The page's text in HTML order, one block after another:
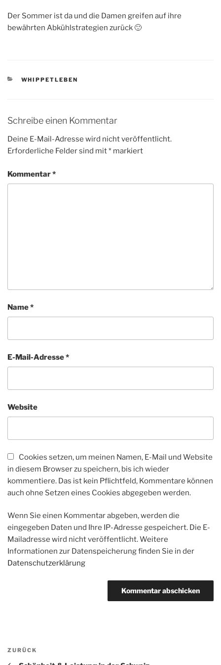
Der Sommer ist da und die Damen greifen auf ihre
bewährten Abkühlstrategien zurück 🙂
KATEGORIEN
WHIPPETLEBEN
Schreibe einen Kommentar
Deine E-Mail-Adresse wird nicht veröffentlicht.
Erforderliche Felder sind mit* markiert
Kommentar*
Name*
E-Mail-Adresse*
Website
Cookies setzen, um meinen Namen, E-Mail und Website
in diesem Browser zu speichern, bis ich wieder
kommentiere. Das ist kein Pflichtfeld, Kommentare können
auch ohne Setzen eines Cookies abgegeben werden.
Wenn Sie einen Kommentar abgeben, werden die
eingegeben Daten und Ihre IP-Adresse gespeichert. Die E-
Mailadresse wird nicht veröffentlicht. Weitere
Informationen zur Datenspeicherung finden Sie in der
Datenschutzerklärung
Beitragsnavigation
Vorheriger
Beitrag
ZURÜCK